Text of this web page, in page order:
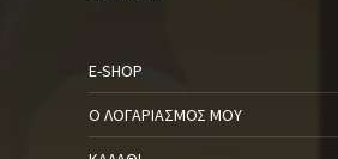
E-SHOP
Ο ΛΟΓΑΡΙΑΣΜΌΣ ΜΟΥ